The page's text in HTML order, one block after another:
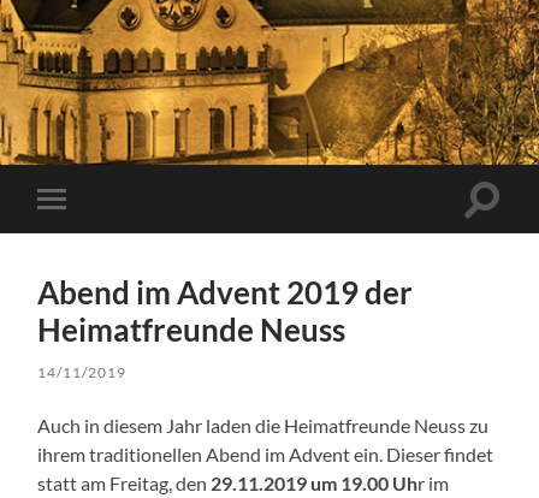
Mobile-
Menü
Abend im Advent 2019 der
Heimatfreunde Neuss
14/11/2019
Auch in diesem Jahr laden die Heimatfreunde Neuss zu
ihrem traditionellen Abend im Advent ein. Dieser findet
statt am Freitag, den 29.11.2019 um 19.00 Uhr im